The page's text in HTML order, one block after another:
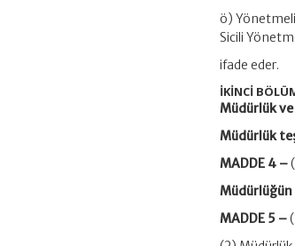
ö)
Sicili
ifade eder.
İKİNCİ
Müdürlük
Müdürlük
MADDE 4 –
Müdürlüğün
MADDE 5 –